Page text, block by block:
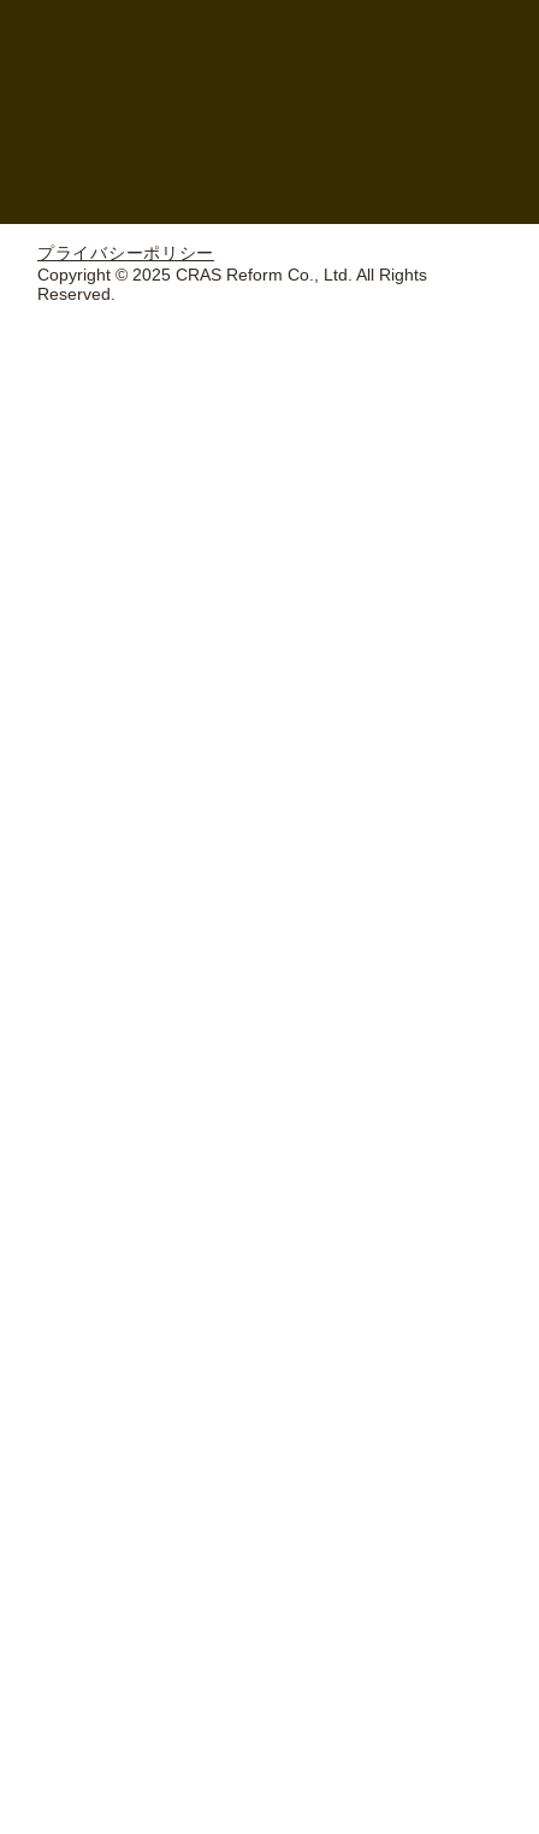
プライバシーポリシー
Copyright © 2025 CRAS Reform Co., Ltd. All Rights
Reserved.